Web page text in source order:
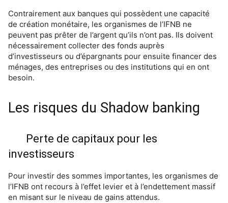
Contrairement aux banques qui possèdent une capacité
de création monétaire, les organismes de l’IFNB ne
peuvent pas prêter de l’argent qu’ils n’ont pas. Ils doivent
nécessairement collecter des fonds auprès
d’investisseurs ou d’épargnants pour ensuite financer des
ménages, des entreprises ou des institutions qui en ont
besoin.
Les risques du Shadow banking
Perte de capitaux pour les
investisseurs
Pour investir des sommes importantes, les organismes de
l’IFNB ont recours à l’effet levier et à l’endettement massif
en misant sur le niveau de gains attendus.